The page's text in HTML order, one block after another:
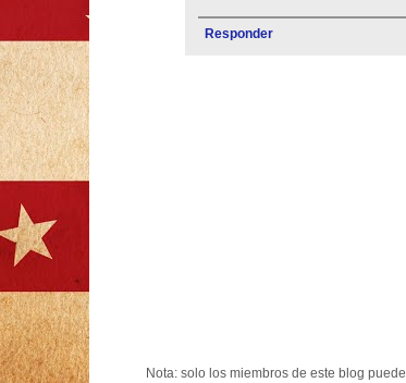
Responder
Nota: solo los miembros de este blog